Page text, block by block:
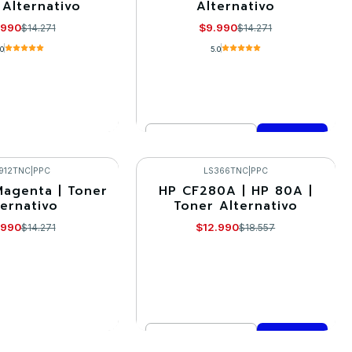
$14.271
DETALLES
Alternativo
$9.990$14.271
5.0
Comprar ahora
| PPC
| Toner
$14.271
-30%
LS366TNC| PPC
HP CF280A | HP 80A |
Toner Alternativo
$12.990$18.557